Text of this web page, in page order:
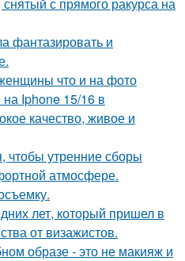
фантазировать и
что и на фото
Iphone 15/16 в
качество, живое и
чтобы утренние сборы
атмосфере.
лет, который пришел в
от визажистов.
образе - это не макияж и